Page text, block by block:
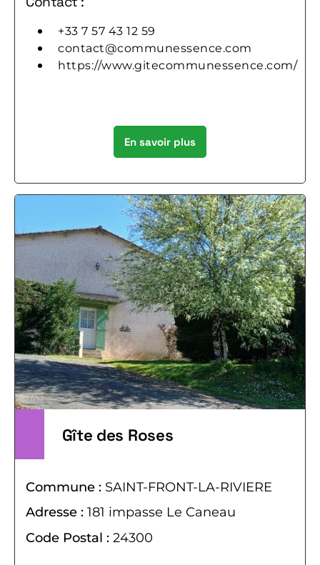
+33 7 57 43 12 59
contact@communessence.com
https://www.gitecommunessence.com/
En savoir plus
Gîte des Roses
Commune : SAINT-FRONT-LA-RIVIERE
Adresse : 181 impasse Le Caneau
Code Postal : 24300